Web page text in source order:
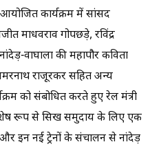
कार्यक्रम में सांसद
माधवराव गोपछड़े, रविंद्र
वाघाला की महापौर कविता
राजूरकर सहित अन्य
को संबोधित करते हुए रेल मंत्री
रूप से सिख समुदाय के लिए एक
इन नई ट्रेनों के संचालन से नांदेड़